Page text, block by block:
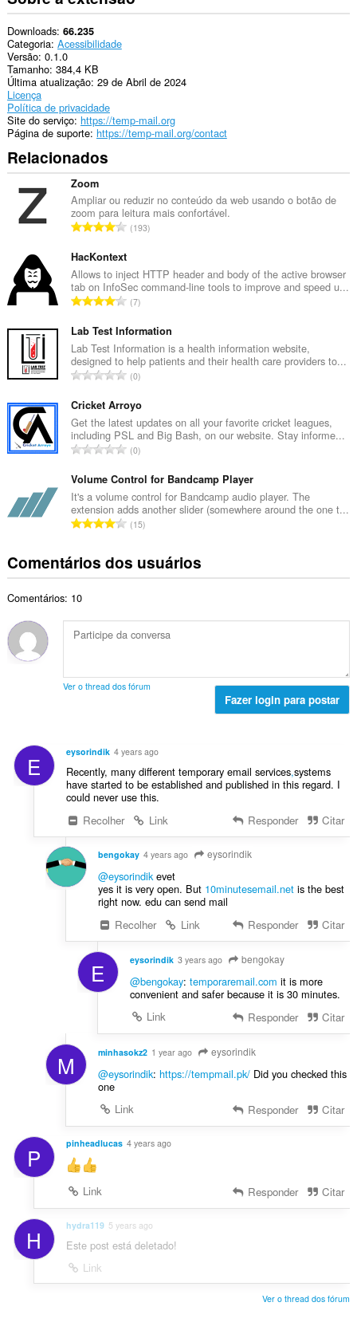
can
create
rich
notifications
and
display
them
to
you
in
the
system
tray.
Esta
extensão
consegue
guias
atividades
de
navegação.
Downloads 66.235
Categoria Acessibilidade
Versão 0.1.0
Tamanho 384,4 KB
Última atualização 29 de Abril de 2024
Licença
Política de privacidade
Site do serviço https://temp-mail.org
Página de suporte https://temp-mail.org/contact
Relacionados
Zoom
Ampliar ou reduzir no conteúdo da web usando o botão de
zoom para leitura mais confortável.
N
m
e
r
o
o
t
a
d
e
c
l
s
s
i
f
c
a
e
s
193
HacKontext
Allows to inject HTTP header and body of the active browser
tab on InfoSec command-line tools to improve and speed u...
N
m
e
r
o
o
t
a
d
e
c
l
s
s
i
c
õ
7
Lab Test Information
Lab Test Information is a health information website,
designed to help patients and their health care providers to...
N
m
e
r
o
o
t
a
e
c
s
f
i
õ
e
s
:
0
Cricket Arroyo
Get the latest updates on all your favorite cricket leagues,
including PSL and Big Bash, on our website. Stay informe...
N
m
e
r
o
o
t
d
e
a
f
i
c
a
e
s
:
0
Volume Control for Bandcamp Player
It's a volume control for Bandcamp audio player. The
extension adds another slider (somewhere around the one t...
N
e
t
o
l
l
s
s
i
c
a
ç
õ
e
s
15
Comentários dos usuários
Comentários: 10
Ver o thread dos fórum
Fazer login para postar
E eysorindik 4 years ago
Recently, many different temporary email services,systems
have started to be established and published in this regard. I
could never use this.
Recolher
Link Responder Citar
bengokay 4 years ago eysorindik
@eysorindikevet
yes it is very open. But 10minutesemail.netis the best
right now. edu can send mail
Recolher
Link Responder Citar
E eysorindik 3 years ago bengokay
@bengokay: temporaremail.com it is more
convenient and safer because it is 30 minutes.
Link
Responder Citar
M minhasokz2 1 year ago eysorindik
@eysorindik: https://tempmail.pk/Did you checked this
one
Link
Responder Citar
P pinheadlucas 4 years ago
Link Responder Citar
H hydra119 5 years ago
Este post está deletado!
Link
Ver o thread dos fórum